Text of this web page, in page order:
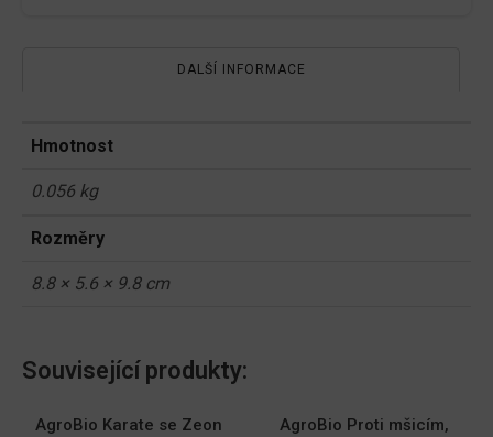
DALŠÍ INFORMACE
Hmotnost
0.056 kg
Rozměry
8.8 × 5.6 × 9.8 cm
Související produkty:
AgroBio Karate se Zeon
AgroBio Proti mšicím,